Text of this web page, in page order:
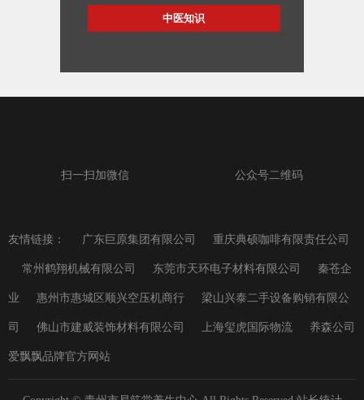
中医知识
扫一扫加微信 公众号二维码
友情链接： 广东巨原集团有限公司 重庆典硕咖啡有限责任公司
常州鹤翔机械有限公司 东莞市天环电子材料有限公司 秦苍企
业 惠州市惠城区顺兴空压机商行 梁山兴泰二手设备购销有限公
司 佛山市建威装饰材料有限公司 上海玺虎国际物流 养森公司
爱飘飘品牌官方网站